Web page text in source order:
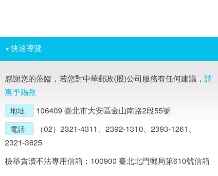
▼ 快速導覽
感謝您的蒞臨，若您對中華郵政(股)公司服務有任何建議， 請
惠予賜教
地址 106409 臺北市大安區金山南路2段55號
電話
（02）2321-4311、2392-1310、2393-1261、
2321-3625
檢舉貪瀆不法專用信箱：100900 臺北北門郵局第610號信箱